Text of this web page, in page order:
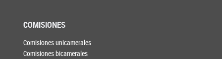
COMISIONES
Comisiones unicamerales
Comisiones bicamerales